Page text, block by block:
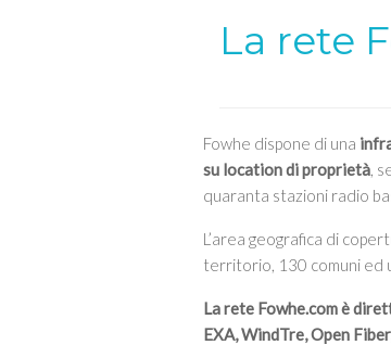
La rete
Fowhe dispone di una
su location di proprietà,
quaranta stazioni radio
L’area geografica di
territorio, 130 comuni ed
La rete Fowhe.com è
EXA, WindTre, Open